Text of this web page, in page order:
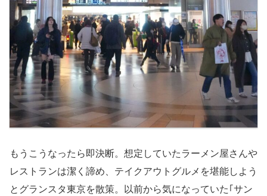
もうこうなったら即決断。想定していたラーメン屋さんや
レストランは潔く諦め、テイクアウトグルメを堪能しよう
とグランスタ東京を散策。以前から気になっていた｢サン